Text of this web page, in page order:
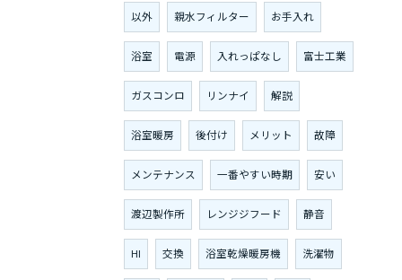
以外 親水フィルター お手入れ
浴室 電源 入れっぱなし 富士工業
ガスコンロ リンナイ 解説
浴室暖房 後付け メリット 故障
メンテナンス 一番やすい時期 安い
渡辺製作所 レンジジフード 静音
HI 交換 浴室乾燥暖房機 洗濯物